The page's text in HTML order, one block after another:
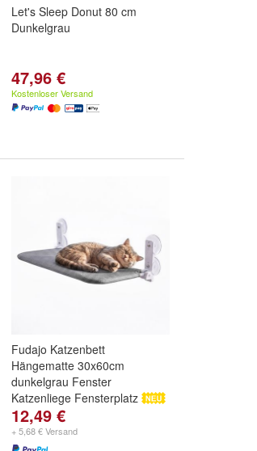
Let's Sleep Donut 80 cm
Dunkelgrau
47,96 €
Kostenloser Versand
Fudajo Katzenbett
Hängematte 30x60cm
dunkelgrau Fenster
Katzenliege Fensterplatz
12,49 €
+ 5,68 € Versand